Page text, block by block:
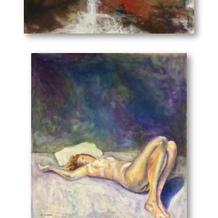
ένα άρτιο εικαστικό αποτέλεσμα.
OΕυάγγελος Τζαβάρας αντλεί τεχνικές στα έργα του για την
κάθε φόρμα που θα χρησιμοποιήσει εικονική ή ανεικονική
επικράτησαν κατά την περίοδο του 20ο αιώνα. Η
μοναδικότητα του κάθε έργου αντιπροσωπεύει την
εκφραστικότητα και την δυναμικότητα του καλλιτέχνη, ο
όποιος διακρίνεται από την ιδιόμορφη σφραγίδα του.
Τα βιώματα και οι εμπειρίες του δημιουργού μεταφέρονται
σε έργα τέχνης και είναι ένα αντιπροσωπευτικό δείγμα του
εξαιρετικού ταλέντου του. Η επιβλητικότητα των έργων του
προκαλεί την φαντασία του κάθε θεατή, o οποίος μπαίνει σε
μια διαδικασία να ερμηνεύσει και να εμπεδώσει τη σημασία
των έργων. Πόσοι ενδιαφέρονται να βιώσουν αυτή την
πραγματικά εξαίσια εμπειρία και να πορευτούν στο δρόμο
της τέχνης ;
Ανεικονικό (120 x 100 cm)